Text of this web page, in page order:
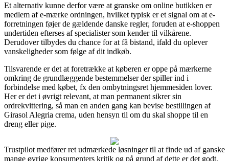
Et alternativ kunne derfor være at granske om online butikken er
medlem af e-mærke ordningen, hvilket typisk er et signal om at e-
forretningen føjer de gældende danske regler, foruden at e-shoppen
undertiden efterses af specialister som kender til vilkårene.
Derudover tilbydes du chance for at få bistand, ifald du oplever
vanskeligheder som følge af dit indkøb.
Tilsvarende er det at foretrække at køberen er oppe på mærkerne
omkring de grundlæggende bestemmelser der spiller ind i
forbindelse med købet, fx den ombytningsret hjemmesiden lover.
Her er det i øvrigt relevant, at man permanent sikrer sin
ordrekvittering, så man en anden gang kan bevise bestillingen af
Girasol Alegria crema, uden hensyn til om du skal shoppe til en
dreng eller pige.
Trustpilot medfører ret udmærkede løsninger til at finde ud af ganske
mange øvrige konsumenters kritik og på grund af dette er det godt,